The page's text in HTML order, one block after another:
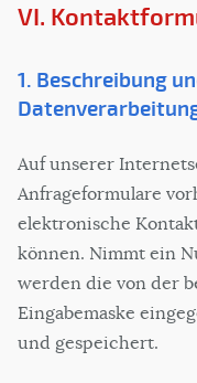
VI.
1. Beschreibung
Auf unserer
Anfrageformulare
elektronische
können. Nimmt ein
werden die von der
Eingabemaske
und gespeichert.